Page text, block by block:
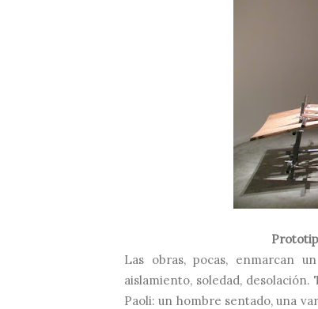
Las obras, pocas, enmarcan
aislamiento, soledad,
Paoli: un hombre sentado, una